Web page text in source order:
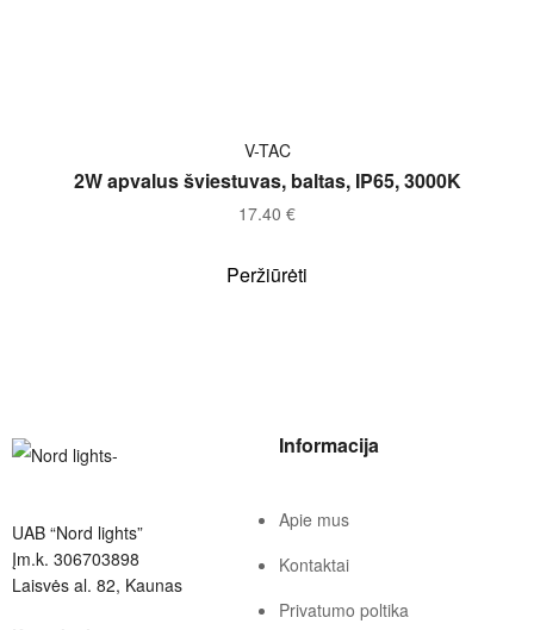
Į KREPŠELĮ
V-TAC
2W apvalus šviestuvas, baltas, IP65, 3000K
17.40 €
Peržiūrėti
UAB “Nord lights”
Įm.k. 306703898
Laisvės al. 82, Kaunas
Informacija
Apie mus
Kontaktai
Privatumo poltika